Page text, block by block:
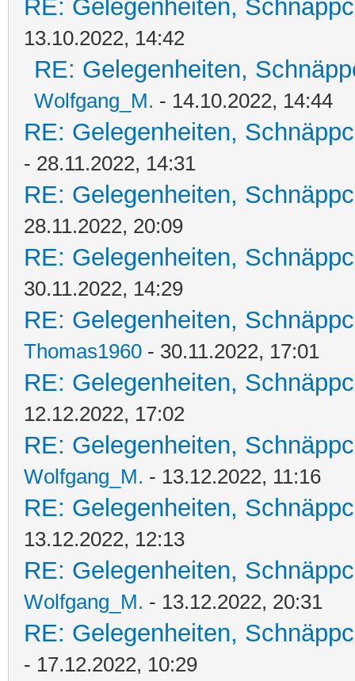
RE: Gelegenheiten,
13.10.2022, 14:42
RE: Gelegenheiten,
Wolfgang_M. - 14.10.2022, 14:44
RE: Gelegenheiten,
- 28.11.2022, 14:31
RE: Gelegenheiten,
28.11.2022, 20:09
RE: Gelegenheiten,
30.11.2022, 14:29
RE: Gelegenheiten,
Thomas1960 - 30.11.2022, 17:01
RE: Gelegenheiten,
12.12.2022, 17:02
RE: Gelegenheiten,
Wolfgang_M. - 13.12.2022, 11:16
RE: Gelegenheiten,
13.12.2022, 12:13
RE: Gelegenheiten,
Wolfgang_M. - 13.12.2022, 20:31
RE: Gelegenheiten,
- 17.12.2022, 10:29